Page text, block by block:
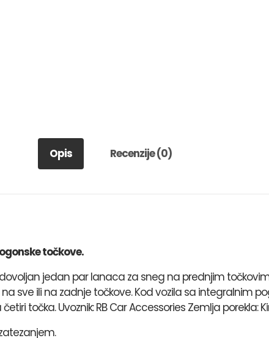
Opis Recenzije (0)
točkove.
jedan par lanaca za sneg na prednjim
sve ili na zadnje točkove. Kod vozila sa integralnim
točka. Uvoznik: RB Car Accessories Zemlja porekla: